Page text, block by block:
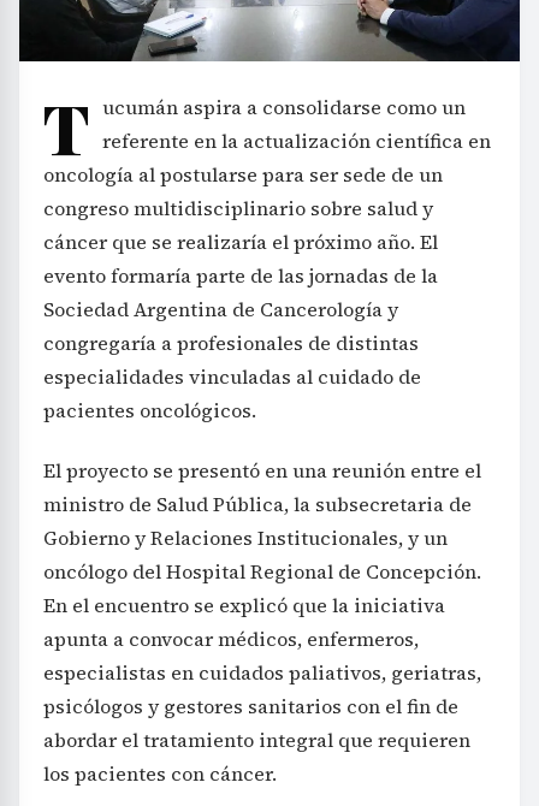
T ucumán aspira a consolidarse como un
referente en la actualización científica en
oncología al postularse para ser sede de un
congreso multidisciplinario sobre salud y
cáncer que se realizaría el próximo año. El
evento formaría parte de las jornadas de la
Sociedad Argentina de Cancerología y
congregaría a profesionales de distintas
especialidades vinculadas al cuidado de
pacientes oncológicos.
El proyecto se presentó en una reunión entre el
ministro de Salud Pública, la subsecretaria de
Gobierno y Relaciones Institucionales, y un
oncólogo del Hospital Regional de Concepción.
En el encuentro se explicó que la iniciativa
apunta a convocar médicos, enfermeros,
especialistas en cuidados paliativos, geriatras,
psicólogos y gestores sanitarios con el fin de
abordar el tratamiento integral que requieren
los pacientes con cáncer.